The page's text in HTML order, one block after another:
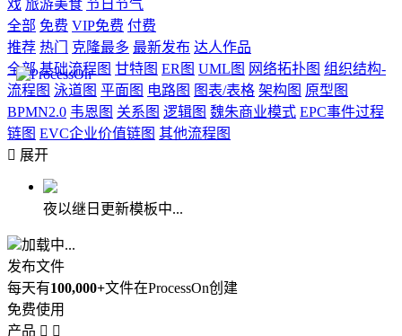
戏 旅游美食 节日节气
全部 免费 VIP免费 付费
推荐 热门 克隆最多 最新发布 达人作品
全部 基础流程图 甘特图 ER图 UML图 网络拓扑图 组织结构-
流程图 泳道图 平面图 电路图 图表/表格 架构图 原型图
BPMN2.0 韦恩图 关系图 逻辑图 魏朱商业模式 EPC事件过程
链图 EVC企业价值链图 其他流程图
 展开
夜以继日更新模板中...
加载中...
发布文件
每天有100,000+文件在ProcessOn创建
免费使用
产品  